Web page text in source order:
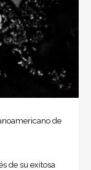
de
de su exitosa